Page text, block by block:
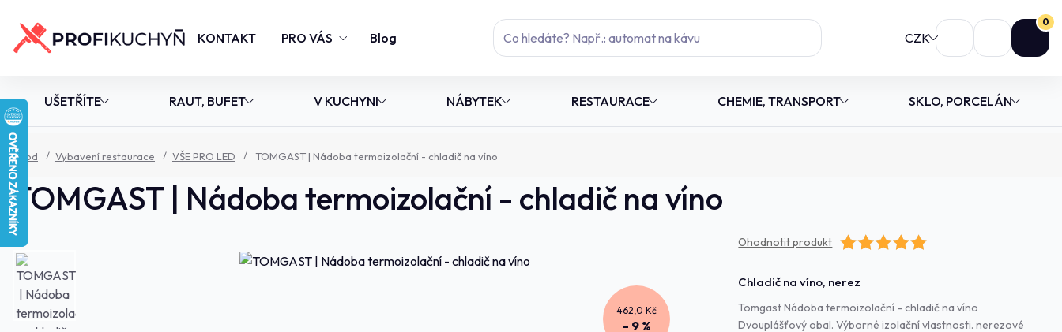
KONTAKT PRO VÁS Blog CZK
0
UŠETŘÍTE RAUT, BUFET V KUCHYNI NÁBYTEK RESTAURACE CHEMIE, TRANSPORT SKLO, PORCELÁN
Úvod Vybavení restaurace VŠE PRO LED TOMGAST | Nádoba termoizolační - chladič na víno
TOMGAST | Nádoba termoizolační - chladič na víno
462,0 Kč
- 9 %
Ohodnotit produkt
Chladič na víno, nerez
Tomgast Nádoba termoizolační - chladič na víno
Dvouplášťový obal. Výborné izolační vlastnosti. nerezové